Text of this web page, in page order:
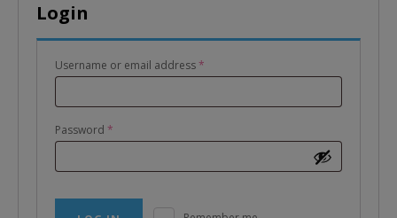
Login
Username or email address*
Password *